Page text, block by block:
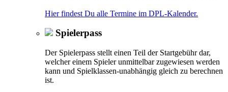
Hier findest Du alle Termine im DPL-Kalender.
Spielerpass
Der Spielerpass stellt einen Teil der Startgebühr dar,
welcher einem Spieler unmittelbar zugewiesen werden
kann und Spielklassen-unabhängig gleich zu berechnen
ist.